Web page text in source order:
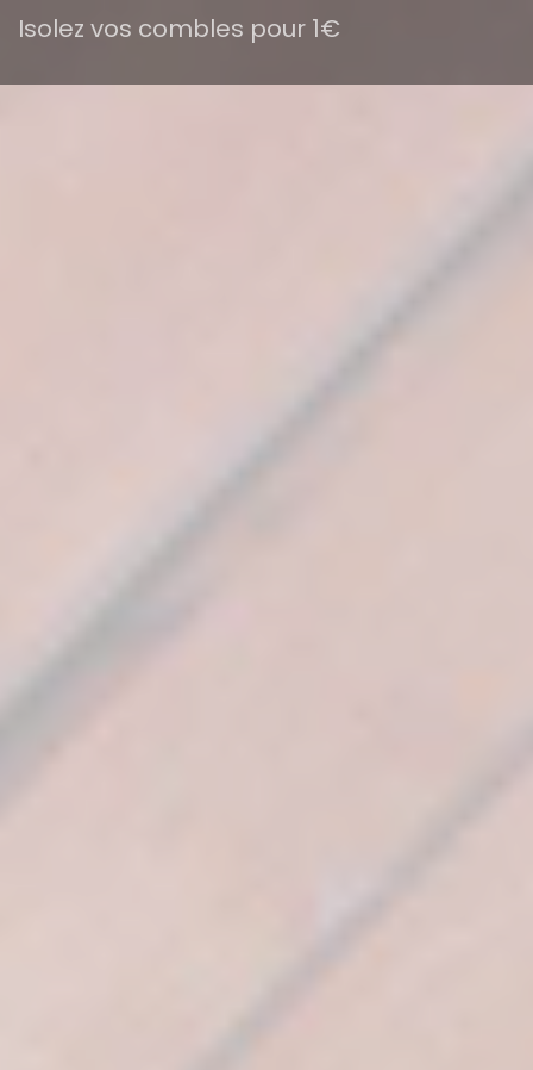
Isolez vos combles pour 1€